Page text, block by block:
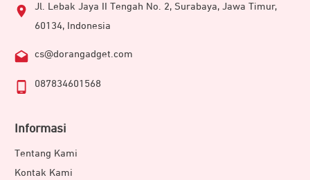
Jl. Lebak Jaya II Tengah No. 2, Surabaya, Jawa Timur,
60134, Indonesia
cs@dorangadget.com
087834601568
Informasi
Tentang Kami
Kontak Kami